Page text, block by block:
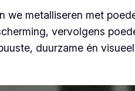
we metalliseren met
vervolgens
duurzame én